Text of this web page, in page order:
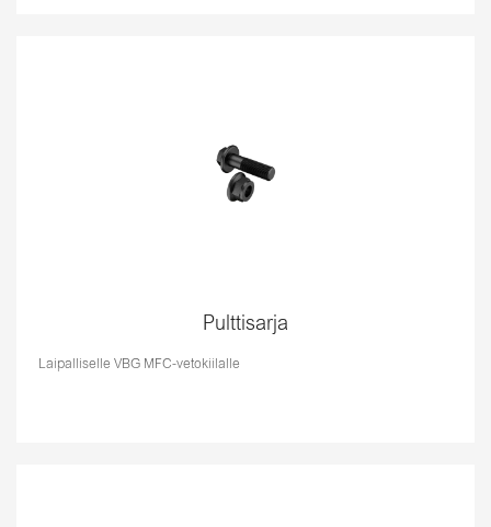
Pulttisarja
Laipalliselle VBG MFC-vetokiilalle